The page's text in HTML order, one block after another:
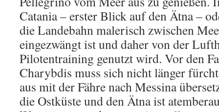
Catania – erster Blick auf den Ätna –
die Landebahn malerisch zwischen
eingezwängt ist und daher von der
Pilotentraining genutzt wird. Vor den
Charybdis muss sich nicht länger
aus mit der Fähre nach Messina
die Ostküste und den Ätna ist